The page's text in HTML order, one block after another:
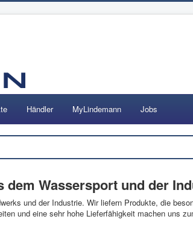
Händler MyLindemann Jobs
Wassersport und der
und der Industrie. Wir liefern Produkte, die
und eine sehr hohe Lieferfähigkeit machen uns